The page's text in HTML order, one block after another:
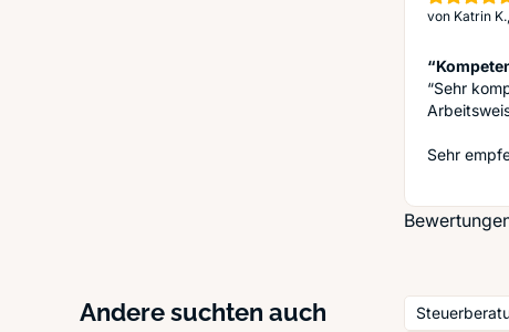
von Katrin
“Sehr
Sehr
Andere suchten auch